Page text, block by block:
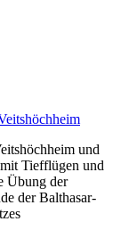
und
Tiefflügen und
Übung der
der Balthasar-